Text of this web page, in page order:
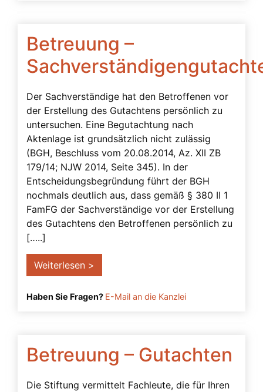
Betreuung –
Der Sachverständige hat den Betroffenen vor
der Erstellung des Gutachtens persönlich zu
untersuchen. Eine Begutachtung nach
Aktenlage ist grundsätzlich nicht zulässig
(BGH, Beschluss vom 20.08.2014, Az. XII ZB
179/14; NJW 2014, Seite 345). In der
Entscheidungsbegründung führt der BGH
nochmals deutlich aus, dass gemäß § 380 II 1
FamFG der Sachverständige vor der Erstellung
des Gutachtens den Betroffenen persönlich zu
[…..]
Weiterlesen >
Haben Sie Fragen? E-Mail an die Kanzlei
Betreuung – Gutachten
Die Stiftung vermittelt Fachleute, die für Ihren
einstweilige Verfügung
Einwilligungsfähigkeit
Einwilligungsvorbehalt
Ergänzungsbetreuung
Filme
Freier Wille
Freiheitsberaubung
Gefahren
Generalvollmacht
Gerichtliche Genehmigung
Geschäftsfähigkeit
Grundrechte
Gutachten
Impfrisiko
Inhaltliche Anforderungen